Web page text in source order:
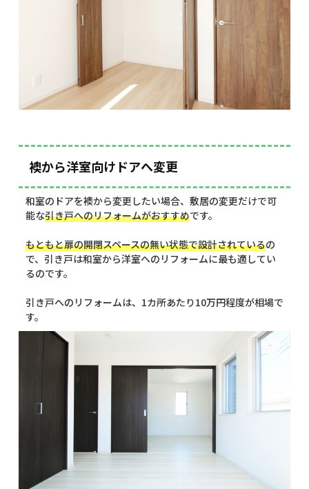
襖から洋室向けドアへ変更
和室のドアを襖から変更したい場合、敷居の変更だけで可
能な引き戸へのリフォームがおすすめです。
もともと扉の開閉スペースの無い状態で設計されているの
で、引き戸は和室から洋室へのリフォームに最も適してい
るのです。
引き戸へのリフォームは、1カ所あたり10万円程度が相場で
す。